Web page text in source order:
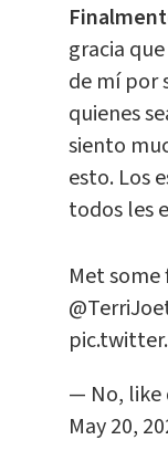
gracia
de mí por
quienes
siento
esto. Los
todos les
Met
— No, like
May 20,